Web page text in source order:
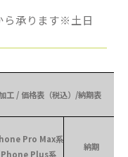
ら承ります※土日
工 / 価格表（税込）/納期表
Pro Max系
Plus系
納期